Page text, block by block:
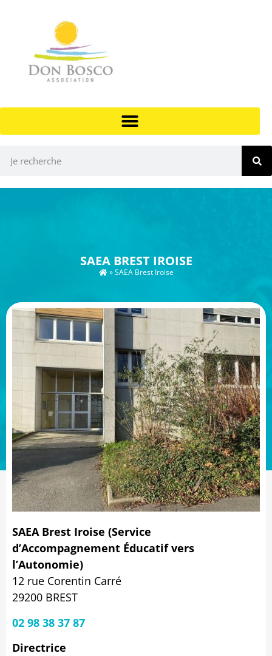
SAEA BREST IROISE
»SAEA Brest Iroise
SAEA Brest Iroise (Service
d’Accompagnement Éducatif vers
l’Autonomie)
12 rue Corentin Carré
29200 BREST
02 98 38 37 87
Directrice